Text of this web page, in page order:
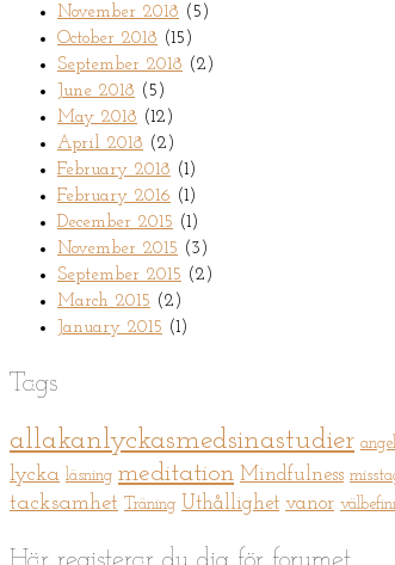
November 2018 (5)
October 2018 (15)
September 2018 (2)
June 2018 (5)
May 2018 (12)
April 2018 (2)
February 2018 (1)
February 2016 (1)
December 2015 (1)
November 2015 (3)
September 2015 (2)
March 2015 (2)
January 2015 (1)
Tags
allakanlyckasmedsinastudier
lycka läsning meditation Mindfulness
tacksamhet Träning Uthållighet vanor